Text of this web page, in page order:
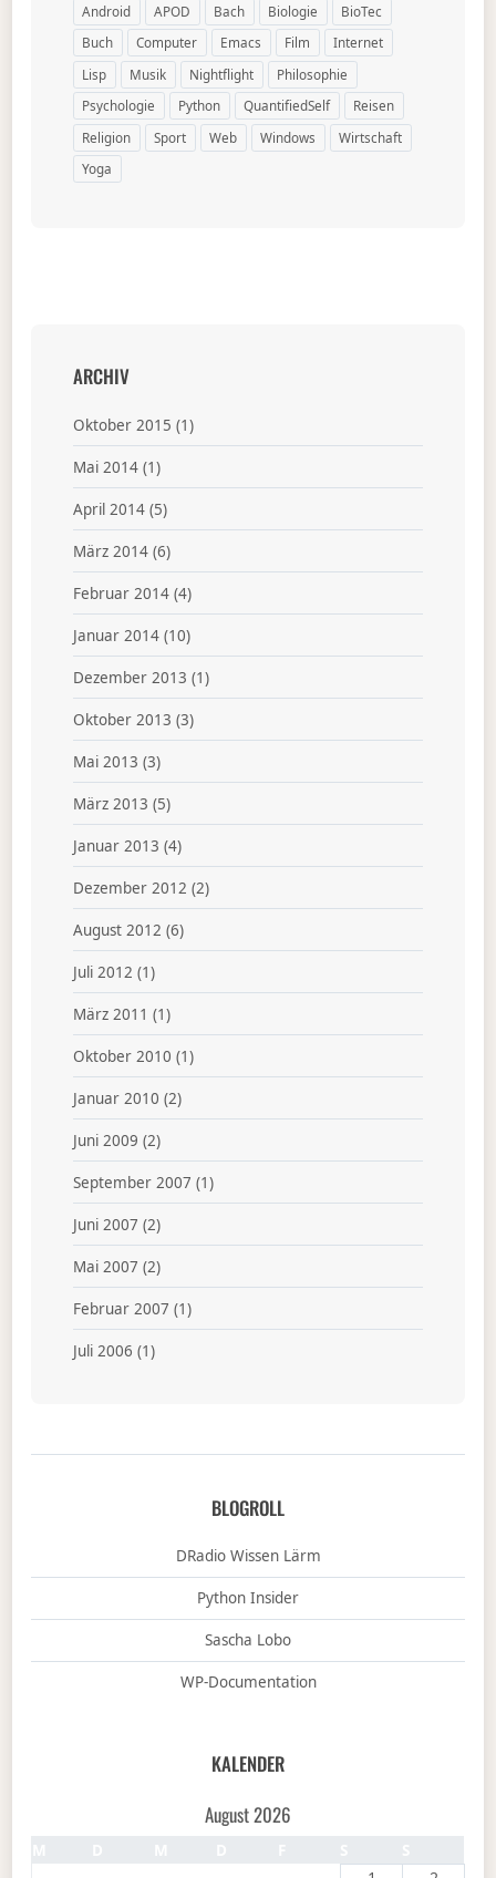
Android APOD Bach Biologie
BioTec
Buch
Computer Emacs Film
Internet
Lisp
Musik Nightflight
Philosophie
Psychologie
Python QuantifiedSelf
Reisen
Religion
Sport Web Windows
Wirtschaft
Yoga
ARCHIV
Oktober 2015 (1)
Mai 2014(1)
April 2014(5)
März 2014(6)
Februar 2014(4)
Januar 2014(10)
Dezember 2013 (1)
Oktober 2013 (3)
Mai 2013 (3)
März 2013 (5)
Januar 2013 (4)
Dezember 2012 (2)
August 2012 (6)
Juli 2012 (1)
März 2011 (1)
Oktober 2010 (1)
Januar 2010 (2)
Juni 2009 (2)
September 2007 (1)
Juni 2007 (2)
Mai 2007 (2)
Februar 2007 (1)
Juli 2006 (1)
BLOGROLL
DRadio Wissen Lärm
Python Insider
Sascha Lobo
WP-Documentation
KALENDER
August 2026